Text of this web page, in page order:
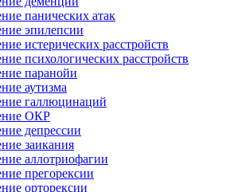
панических атак
эпилепсии
истерических расстройств
психологических расстройств
паранойи
аутизма
галлюцинаций
ОКР
депрессии
заикания
аллотриофагии
прегорексии
орторексии